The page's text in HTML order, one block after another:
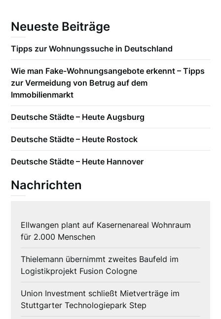
Neueste Beiträge
Tipps zur Wohnungssuche in Deutschland
Wie man Fake-Wohnungsangebote erkennt – Tipps
zur Vermeidung von Betrug auf dem
Immobilienmarkt
Deutsche Städte – Heute Augsburg
Deutsche Städte – Heute Rostock
Deutsche Städte – Heute Hannover
Nachrichten
Ellwangen plant auf Kasernenareal Wohnraum
für 2.000 Menschen
Thielemann übernimmt zweites Baufeld im
Logistikprojekt Fusion Cologne
Union Investment schließt Mietverträge im
Stuttgarter Technologiepark Step